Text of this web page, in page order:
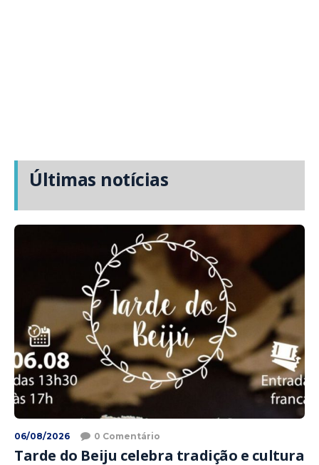
Últimas notícias
06/08/2026 0 Comentário
Tarde do Beiju celebra tradição e cultura